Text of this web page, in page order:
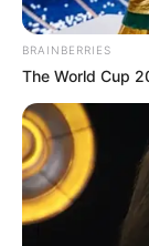
BRAINBERRIES
The World Cup